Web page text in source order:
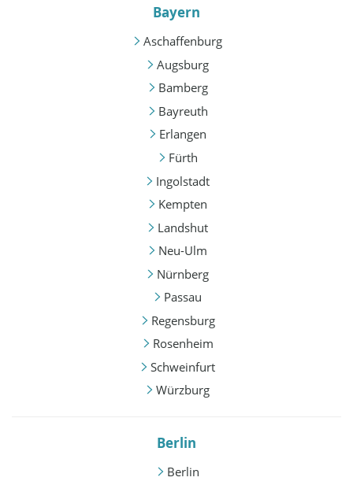
Bayern
Aschaffenburg
Augsburg
Bamberg
Bayreuth
Erlangen
Fürth
Ingolstadt
Kempten
Landshut
Neu-Ulm
Nürnberg
Passau
Regensburg
Rosenheim
Schweinfurt
Würzburg
Berlin
Berlin